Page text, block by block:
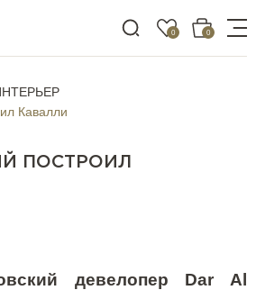
0 0
Кавалли
ПОСТРОИЛ
девелопер Dar Al